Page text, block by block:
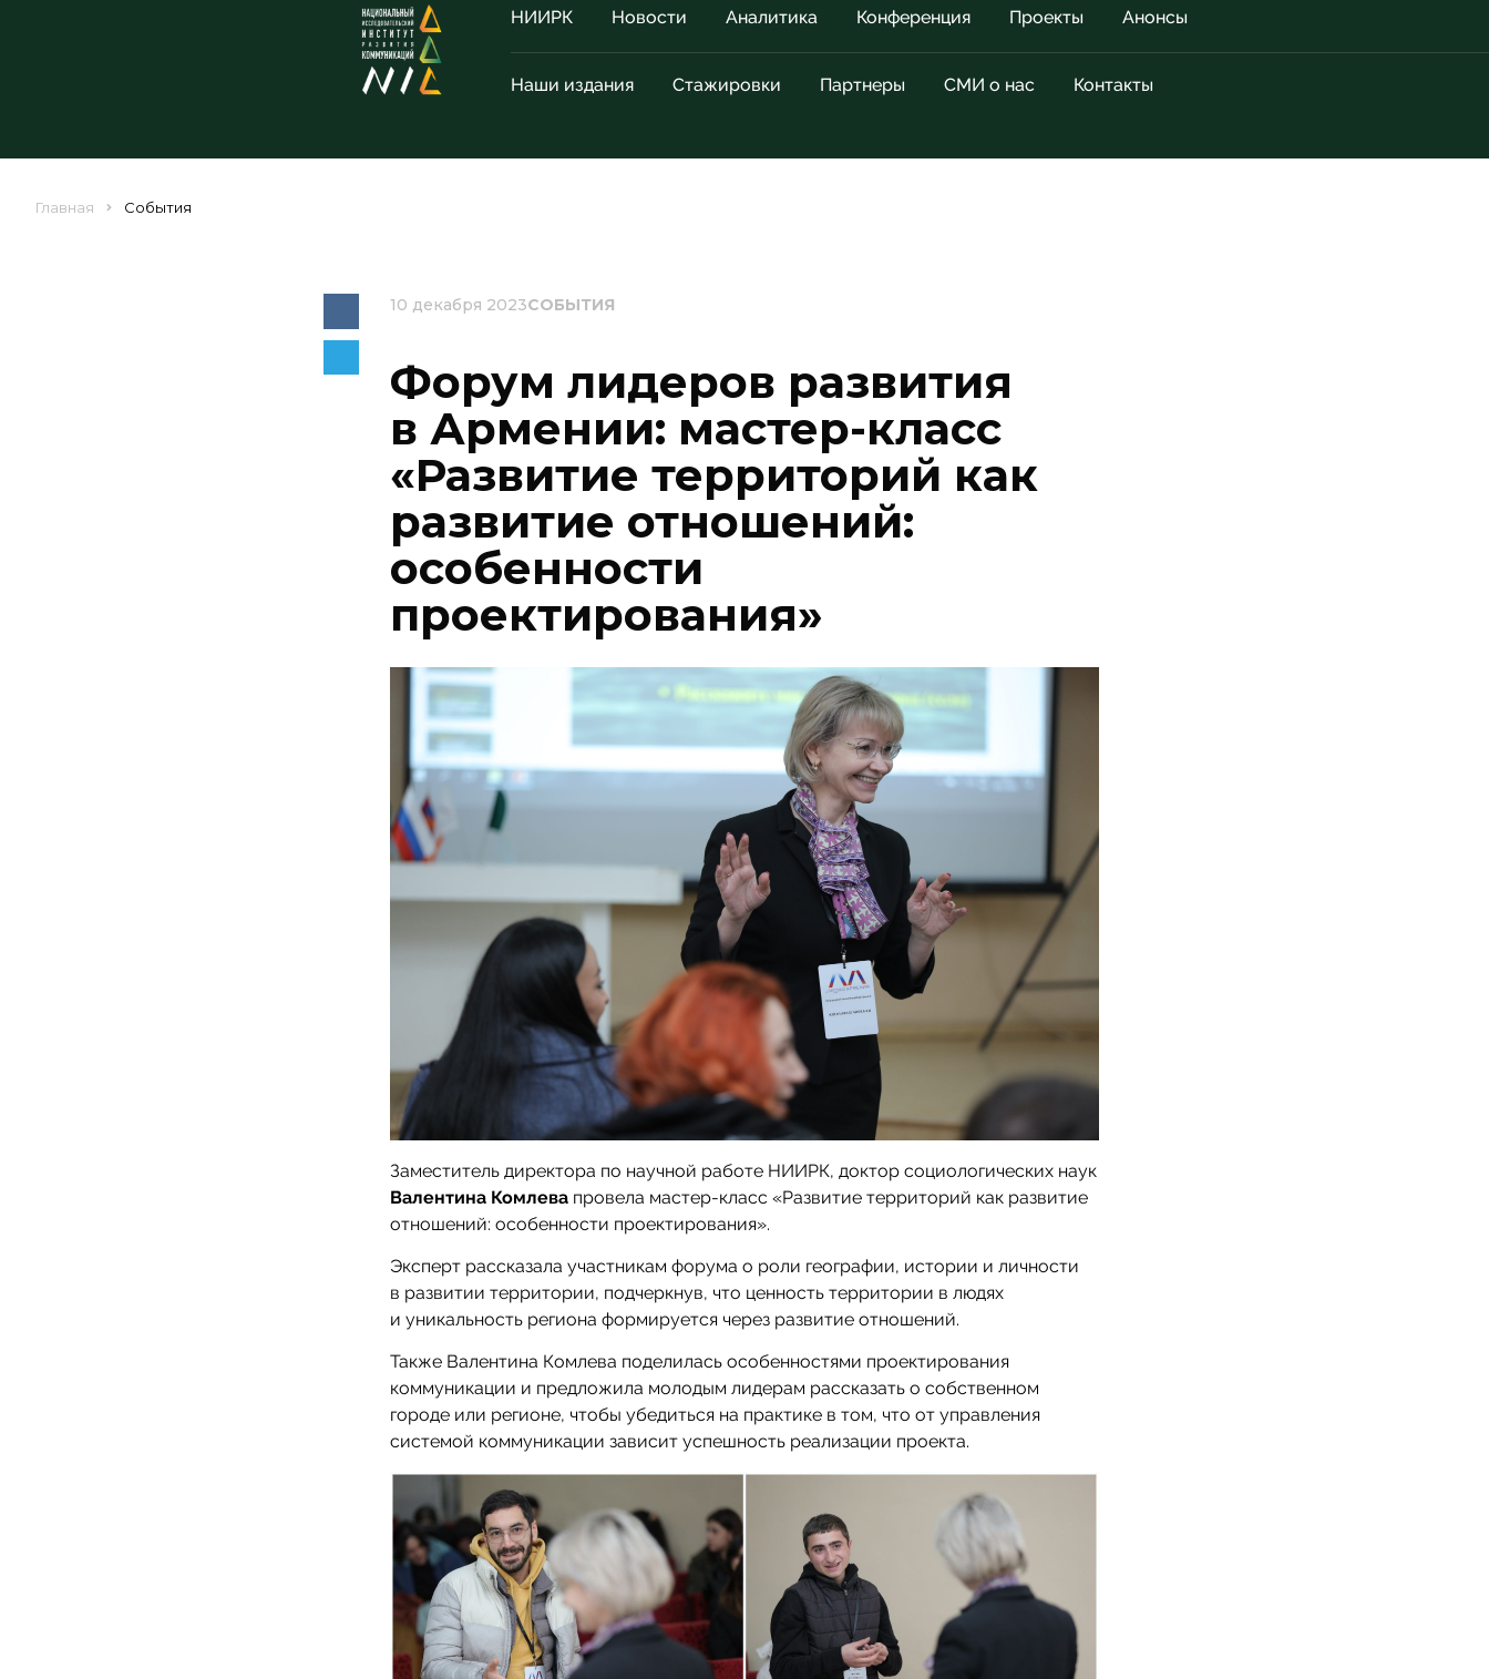
НИИРК Новости Аналитика Конференция Проекты Анонсы
Наши издания Стажировки Партнеры СМИ о нас Контакты
Главная События
10 декабря 2023СОБЫТИЯ
Форум лидеров развития
в Армении: мастер-класс
«Развитие территорий как
развитие отношений:
особенности
проектирования»
Заместитель директора по научной работе НИИРК, доктор социологических наук
Валентина Комлева провела мастер-класс «Развитие территорий как развитие
отношений: особенности проектирования».
Эксперт рассказала участникам форума о роли географии, истории и личности
в развитии территории, подчеркнув, что ценность территории в людях
и уникальность региона формируется через развитие отношений.
Также Валентина Комлева поделилась особенностями проектирования
коммуникации и предложила молодым лидерам рассказать о собственном
городе или регионе, чтобы убедиться на практике в том, что от управления
системой коммуникации зависит успешность реализации проекта.